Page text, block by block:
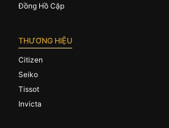
Đồng Hồ Cặp
THƯƠNG HIỆU
Citizen
Seiko
Tissot
Invicta